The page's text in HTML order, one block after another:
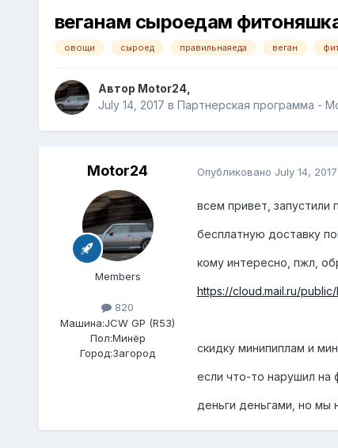
веганам сыроедам
овощи сыроед правильнаяеда веган
Автор Motor24,
July 14, 2017 в Партнерская программа -
Motor24
Members
820
Машина:JCW GP (R53)
Пол:Минёр
Город:Загород
Опубликовано July 14, 2017
всем привет, запустили
бесплатную доставку
кому интересно, пжл,
https://cloud.mail.ru/
скидку минипиплам и
если что-то нарушил на
деньги деньгами, но мы